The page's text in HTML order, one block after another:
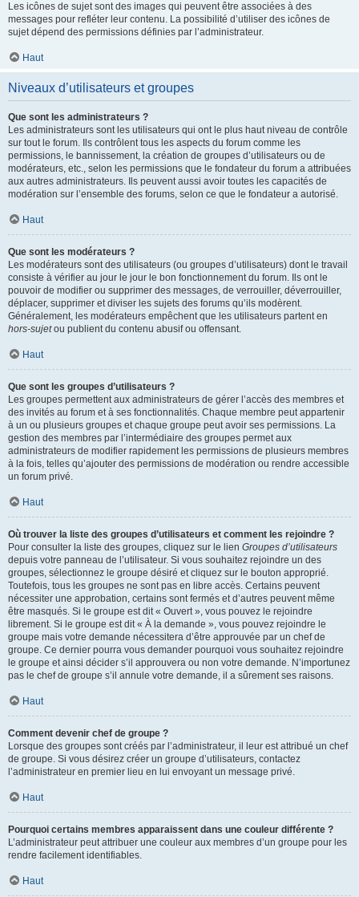
Les icônes de sujet sont des images qui peuvent être associées à des
messages pour refléter leur contenu. La possibilité d’utiliser des icônes de
sujet dépend des permissions définies par l’administrateur.
Haut
Niveaux d’utilisateurs et groupes
Que sont les administrateurs ?
Les administrateurs sont les utilisateurs qui ont le plus haut niveau de contrôle
sur tout le forum. Ils contrôlent tous les aspects du forum comme les
permissions, le bannissement, la création de groupes d’utilisateurs ou de
modérateurs, etc., selon les permissions que le fondateur du forum a attribuées
aux autres administrateurs. Ils peuvent aussi avoir toutes les capacités de
modération sur l’ensemble des forums, selon ce que le fondateur a autorisé.
Haut
Que sont les modérateurs ?
Les modérateurs sont des utilisateurs (ou groupes d’utilisateurs) dont le travail
consiste à vérifier au jour le jour le bon fonctionnement du forum. Ils ont le
pouvoir de modifier ou supprimer des messages, de verrouiller, déverrouiller,
déplacer, supprimer et diviser les sujets des forums qu’ils modèrent.
Généralement, les modérateurs empêchent que les utilisateurs partent en
hors-sujetou publient du contenu abusif ou offensant.
Haut
Que sont les groupes d’utilisateurs ?
Les groupes permettent aux administrateurs de gérer l’accès des membres et
des invités au forum et à ses fonctionnalités. Chaque membre peut appartenir
à un ou plusieurs groupes et chaque groupe peut avoir ses permissions. La
gestion des membres par l’intermédiaire des groupes permet aux
administrateurs de modifier rapidement les permissions de plusieurs membres
à la fois, telles qu’ajouter des permissions de modération ou rendre accessible
un forum privé.
Haut
Où trouver la liste des groupes d’utilisateurs et comment les rejoindre ?
Pour consulter la liste des groupes, cliquez sur le lien Groupes d’utilisateurs
depuis votre panneau de l’utilisateur. Si vous souhaitez rejoindre un des
groupes, sélectionnez le groupe désiré et cliquez sur le bouton approprié.
Toutefois, tous les groupes ne sont pas en libre accès. Certains peuvent
nécessiter une approbation, certains sont fermés et d’autres peuvent même
être masqués. Si le groupe est dit « Ouvert », vous pouvez le rejoindre
librement. Si le groupe est dit « À la demande », vous pouvez rejoindre le
groupe mais votre demande nécessitera d’être approuvée par un chef de
groupe. Ce dernier pourra vous demander pourquoi vous souhaitez rejoindre
le groupe et ainsi décider s’il approuvera ou non votre demande. N’importunez
pas le chef de groupe s’il annule votre demande, il a sûrement ses raisons.
Haut
Comment devenir chef de groupe ?
Lorsque des groupes sont créés par l’administrateur, il leur est attribué un chef
de groupe. Si vous désirez créer un groupe d’utilisateurs, contactez
l’administrateur en premier lieu en lui envoyant un message privé.
Haut
Pourquoi certains membres apparaissent dans une couleur différente ?
L’administrateur peut attribuer une couleur aux membres d’un groupe pour les
rendre facilement identifiables.
Haut